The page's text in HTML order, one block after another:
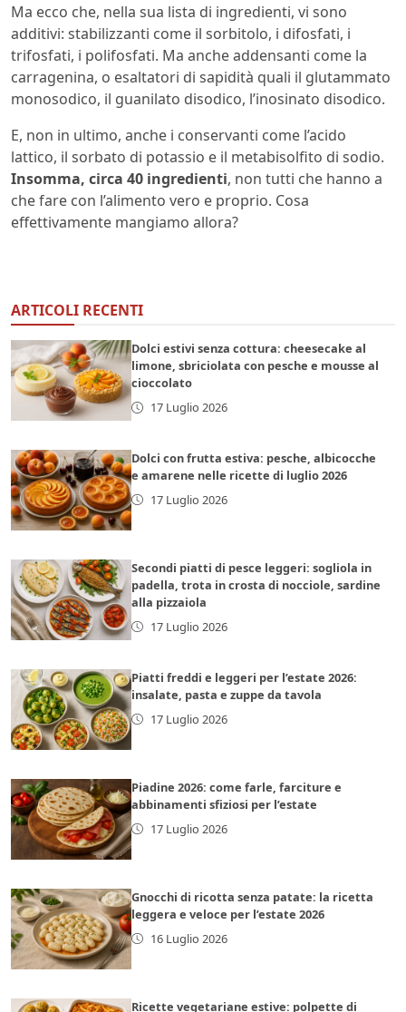
Ma ecco che, nella sua lista di ingredienti, vi sono
additivi: stabilizzanti come il sorbitolo, i difosfati, i
trifosfati, i polifosfati. Ma anche addensanti come la
carragenina, o esaltatori di sapidità quali il glutammato
monosodico, il guanilato disodico, l’inosinato disodico.
E, non in ultimo, anche i conservanti come l’acido
lattico, il sorbato di potassio e il metabisolfito di sodio.
Insomma, circa 40 ingredienti, non tutti che hanno a
che fare con l’alimento vero e proprio. Cosa
effettivamente mangiamo allora?
ARTICOLI RECENTI
Dolci estivi senza cottura: cheesecake al
limone, sbriciolata con pesche e mousse al
cioccolato
17 Luglio 2026
Dolci con frutta estiva: pesche, albicocche
e amarene nelle ricette di luglio 2026
17 Luglio 2026
Secondi piatti di pesce leggeri: sogliola in
padella, trota in crosta di nocciole, sardine
alla pizzaiola
17 Luglio 2026
Piatti freddi e leggeri per l’estate 2026:
insalate, pasta e zuppe da tavola
17 Luglio 2026
Piadine 2026: come farle, farciture e
abbinamenti sfiziosi per l’estate
17 Luglio 2026
Gnocchi di ricotta senza patate: la ricetta
leggera e veloce per l’estate 2026
16 Luglio 2026
Ricette vegetariane estive: polpette di